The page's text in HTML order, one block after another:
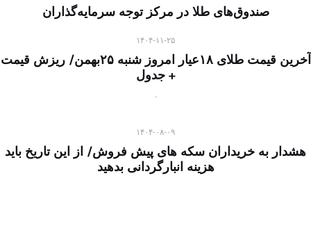
صندوق‌های طلا در مرکز توجه سرمایه‌گذاران
۱۴۰۴-۱۱-۲۵
آخرین قیمت طلای ۱۸عیار امروز شنبه ۲۵بهمن/ ریزش قیمت
+ جدول
۱۴۰۴-۰۸-۰۹
هشدار به خریداران سکه های پیش فروش/ از این تاریخ باید
هزینه انبارگردانی بدهید